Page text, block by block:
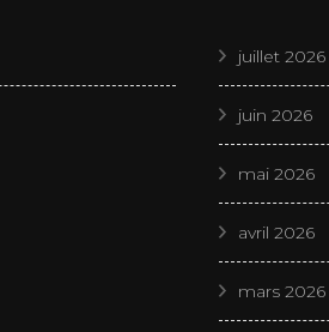
juillet 2026
juin 2026
mai 2026
avril 2026
mars 2026